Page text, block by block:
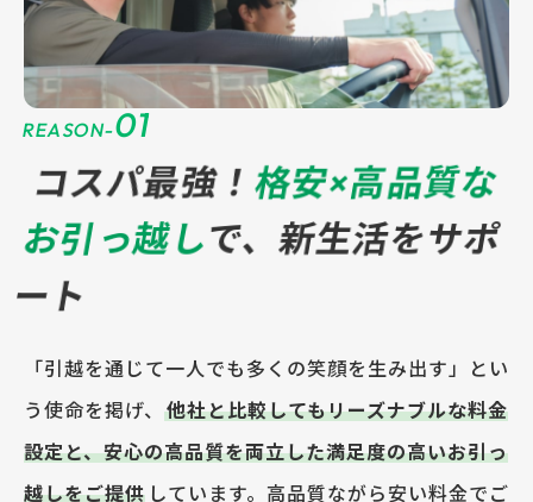
REASON-01
コスパ最強！格安×高品質な
お引っ越しで、新生活をサポ
ート
「引越を通じて一人でも多くの笑顔を生み出す」とい
う使命を掲げ、 他社と比較してもリーズナブルな料金
設定と、安心の高品質を両立した満足度の高いお引っ
越しをご提供 しています。高品質ながら安い料金でご